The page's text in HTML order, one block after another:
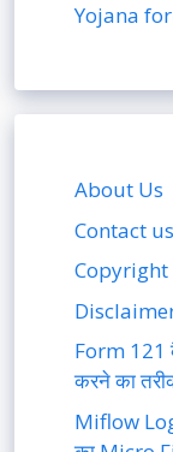
Yojana
About Us
Contact us
Form 121
करने का
Miflow